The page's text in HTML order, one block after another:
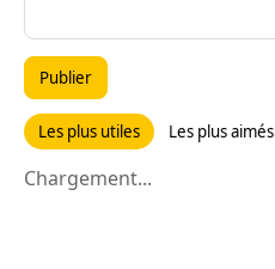
Publier
Les plus utiles Les plus aimés
Chargement...